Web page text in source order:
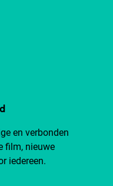
en verbonden
film, nieuwe
iedereen.